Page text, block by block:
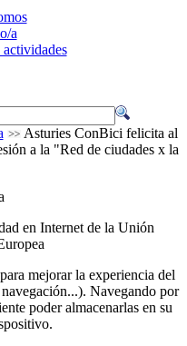
a
Asturies ConBici felicita al
a la "Red de ciudades x la
en Internet de la Unión
mejorar la experiencia del
Navegando por
poder almacenarlas en su